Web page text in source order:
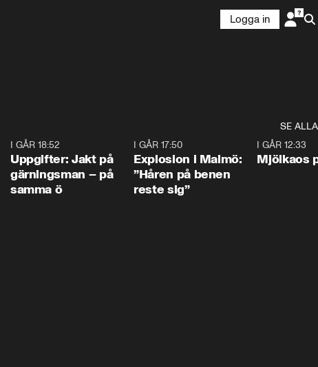
Logga in
SE ALLA
I GÅR 18:52
Uppgifter: Jakt på
gärningsman – på
samma ö
I GÅR 17:50
Explosion i Malmö:
”Håren på benen
reste sig”
I GÅR 12:33
Mjölkaos